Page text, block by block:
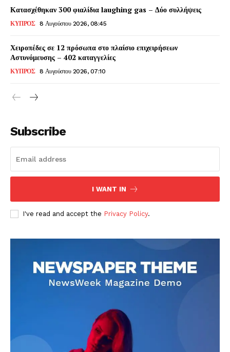
Κατασχέθηκαν 300 φιαλίδια laughing gas – Δύο συλλήψεις
ΚΥΠΡΟΣ 8 Αυγούστου 2026, 08:45
Χειροπέδες σε 12 πρόσωπα στο πλαίσιο επιχειρήσεων
Αστυνόμευσης – 402 καταγγελίες
ΚΥΠΡΟΣ 8 Αυγούστου 2026, 07:10
Subscribe
I WANT IN
I've read and accept the Privacy Policy.